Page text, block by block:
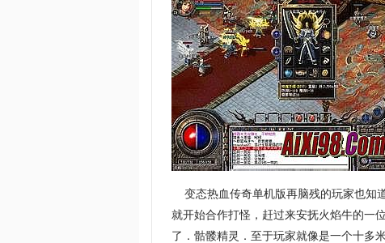
变态热血传奇单机版再脑残的玩家也知
就开始合作打怪，赶过来安抚火焰牛的一
了．骷髅精灵．至于玩家就像是一个十多